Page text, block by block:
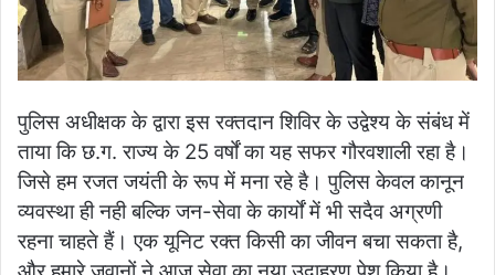
पुलिस अधीक्षक के द्वारा इस रक्तदान शिविर के उद्वेश्य के संबंध में
ताया कि छ.ग. राज्य के 25 वर्षों का यह सफर गौरवशाली रहा है।
जिसे हम रजत जयंती के रूप में मना रहे है। पुलिस केवल कानून
व्यवस्था ही नही बल्कि जन-सेवा के कार्यों में भी सदैव अग्रणी
रहना चाहते हैं। एक यूनिट रक्त किसी का जीवन बचा सकता है,